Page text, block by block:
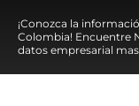
¡Conozca la
Colombia! Encuentre
datos empresarial